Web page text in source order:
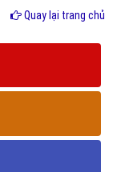
Quay lại trang chủ